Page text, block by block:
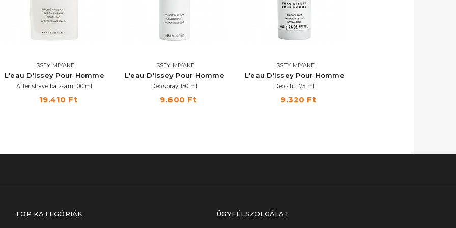
ISSEY MIYAKE
L'eau D'Issey Pour Homme
After shave balzsam 100 ml
19.410 Ft
ISSEY MIYAKE
L'eau D'Issey Pour Homme
Deo spray 150 ml
9.600 Ft
ISSEY MIYAKE
L'eau D'Issey Pour Homme
Deo stift 75 ml
9.320 Ft
TOP KATEGÓRIÁK ÜGYFÉLSZOLGÁLAT